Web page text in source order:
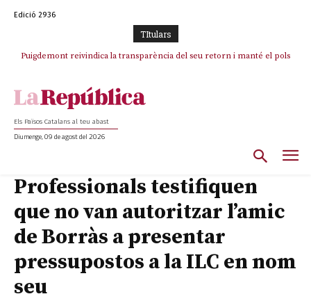
Edició 2936
TItulars
Puigdemont reivindica la transparència del seu retorn i manté el pols
Portugal acusa Espanya de provocar un “efecte crida” massiu per la seva
Els Països Catalans al teu abast
Diumenge, 09 de agost del 2026
Professionals testifiquen
que no van autoritzar l’amic
de Borràs a presentar
pressupostos a la ILC en nom
seu